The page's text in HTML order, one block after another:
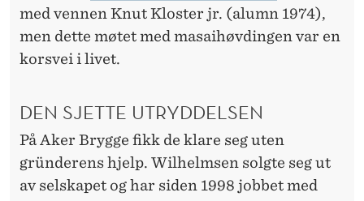
med vennen Knut Kloster jr. (alumn 1974),
men dette møtet med masaihøvdingen var en
korsvei i livet.
DEN SJETTE UTRYDDELSEN
På Aker Brygge fikk de klare seg uten
gründerens hjelp. Wilhelmsen solgte seg ut
av selskapet og har siden 1998 jobbet med